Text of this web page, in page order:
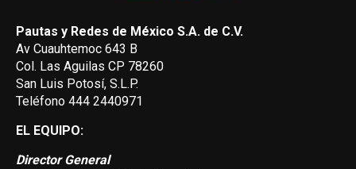
Pautas y Redes de México S.A. de C.V.
Av Cuauhtemoc 643 B
Col. Las Aguilas CP 78260
San Luis Potosí, S.L.P.
Teléfono 444 2440971
EL EQUIPO:
Director General